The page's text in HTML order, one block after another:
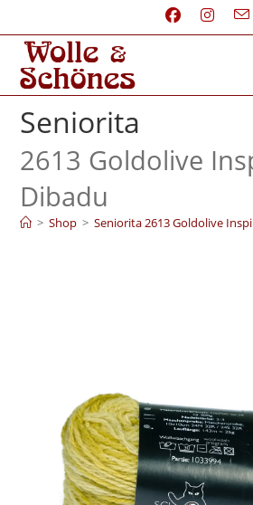
Seniorita
2613 Goldolive
Dibadu
> Shop > Seniorita 2613 Goldolive